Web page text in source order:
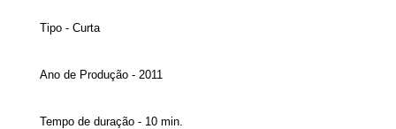
Tipo - Curta
Ano de Produção - 2011
Tempo de duração - 10 min.